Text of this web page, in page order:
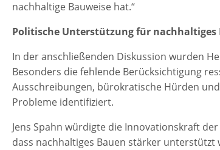
nachhaltige Bauweise hat.“
Politische Unterstützung für nachhaltiges
In der anschließenden Diskussion wurden
Besonders die fehlende Berücksichtigung
Ausschreibungen, bürokratische Hürden
Probleme identiﬁziert.
Jens Spahn würdigte die Innovationskraft
dass nachhaltiges Bauen stärker